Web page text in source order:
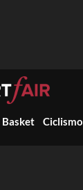
Basket Ciclismo